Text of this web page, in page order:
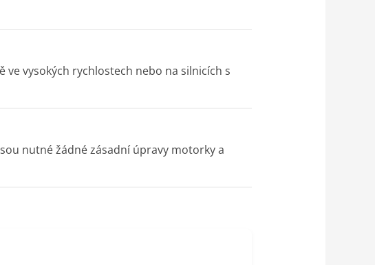
vysokých rychlostech nebo na silnicích s
nutné žádné zásadní úpravy motorky a